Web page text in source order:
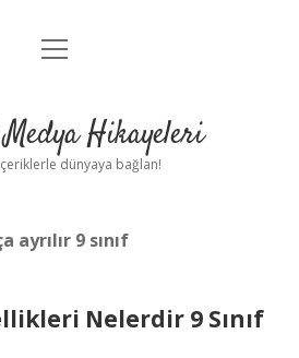
Anasayfa
Yasal Uyarı
menüyü
Hikayeleri
içeriklerle dünyaya bağlan!
ayrılır 9 sınıf
Nelerdir 9 Sınıf